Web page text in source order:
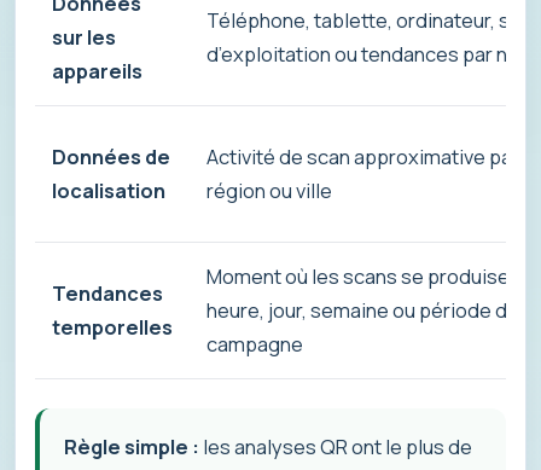
sur les
appareils
Téléphone, tablette, ordinateur,
d’exploitation ou tendances par
Données de
localisation
Activité de scan approximative par
région ou ville
Tendances
temporelles
Moment où les scans se produisent
heure, jour, semaine ou période de
campagne
Règle simple : les analyses QR ont le plus de